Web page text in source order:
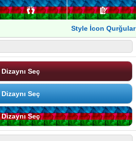
Style İcon Qurğular
Seç
Seç
Seç